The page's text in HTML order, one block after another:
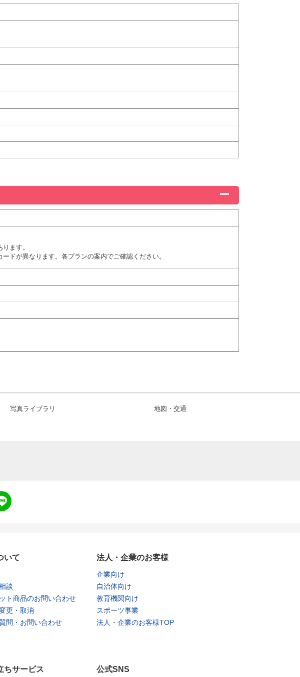
ます。
ドが異なります。各プランの案内でご確認ください。
写真ライブラリ 地図・交通
いて
談
ト商品のお問い合わせ
更・取消
問・お問い合わせ
法人・企業のお客様
企業向け
自治体向け
教育機関向け
スポーツ事業
法人・企業のお客様TOP
ちサービス 公式SNS